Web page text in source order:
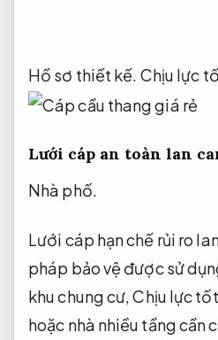
Hồ sơ thiết kế. Chịu lực
Lưới cáp an toàn lan
Nhà phố.
Lưới cáp hạn chế rủi ro
pháp bảo vệ được sử
khu chung cư,Chịu lực
hoặc nhà nhiều tầng cần